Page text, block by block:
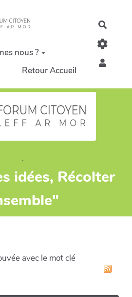
nous ?
Retour Accueil
.
idées, Récolter
avec le mot clé